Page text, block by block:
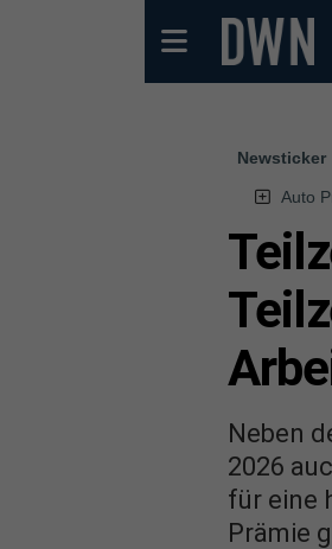
Newsticker
Auto
Neben
2026
für eine
Prämie